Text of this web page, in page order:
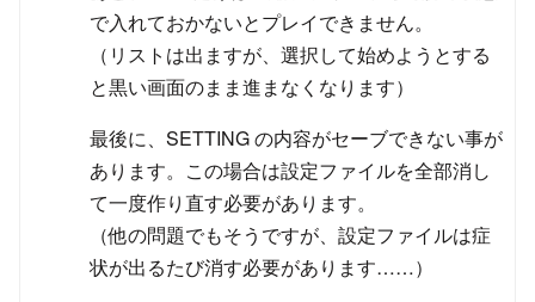
で入れておかないとプレイできません。
（リストは出ますが、選択して始めようとする
と黒い画面のまま進まなくなります）
最後に、SETTING の内容がセーブできない事が
あります。この場合は設定ファイルを全部消し
て一度作り直す必要があります。
（他の問題でもそうですが、設定ファイルは症
状が出るたび消す必要があります……）